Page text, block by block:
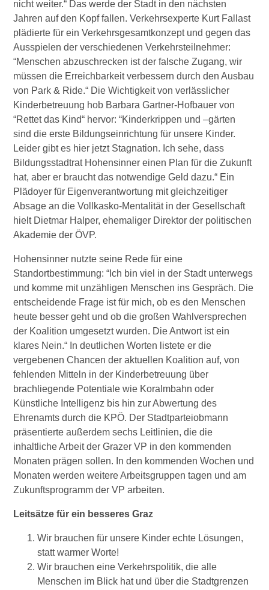
nicht weiter.“ Das werde der Stadt in den nächsten
Jahren auf den Kopf fallen. Verkehrsexperte Kurt Fallast
plädierte für ein Verkehrsgesamtkonzept und gegen das
Ausspielen der verschiedenen Verkehrsteilnehmer:
“Menschen abzuschrecken ist der falsche Zugang, wir
müssen die Erreichbarkeit verbessern durch den Ausbau
von Park & Ride.“ Die Wichtigkeit von verlässlicher
Kinderbetreuung hob Barbara Gartner-Hofbauer von
“Rettet das Kind“ hervor: “Kinderkrippen und –gärten
sind die erste Bildungseinrichtung für unsere Kinder.
Leider gibt es hier jetzt Stagnation. Ich sehe, dass
Bildungsstadtrat Hohensinner einen Plan für die Zukunft
hat, aber er braucht das notwendige Geld dazu.“ Ein
Plädoyer für Eigenverantwortung mit gleichzeitiger
Absage an die Vollkasko-Mentalität in der Gesellschaft
hielt Dietmar Halper, ehemaliger Direktor der politischen
Akademie der ÖVP.
Hohensinner nutzte seine Rede für eine
Standortbestimmung: “Ich bin viel in der Stadt unterwegs
und komme mit unzähligen Menschen ins Gespräch. Die
entscheidende Frage ist für mich, ob es den Menschen
heute besser geht und ob die großen Wahlversprechen
der Koalition umgesetzt wurden. Die Antwort ist ein
klares Nein.“ In deutlichen Worten listete er die
vergebenen Chancen der aktuellen Koalition auf, von
fehlenden Mitteln in der Kinderbetreuung über
brachliegende Potentiale wie Koralmbahn oder
Künstliche Intelligenz bis hin zur Abwertung des
Ehrenamts durch die KPÖ. Der Stadtparteiobmann
präsentierte außerdem sechs Leitlinien, die die
inhaltliche Arbeit der Grazer VP in den kommenden
Monaten prägen sollen. In den kommenden Wochen und
Monaten werden weitere Arbeitsgruppen tagen und am
Zukunftsprogramm der VP arbeiten.
Leitsätze für ein besseres Graz
Wir brauchen für unsere Kinder echte Lösungen,
statt warmer Worte!
Wir brauchen eine Verkehrspolitik, die alle
Menschen im Blick hat und über die Stadtgrenzen